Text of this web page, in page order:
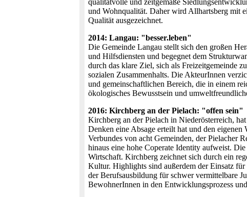
qualitätvolle und zeitgemäße
und Wohnqualität. Daher wird Allhartsberg mit
Qualität ausgezeichnet.
2014: Langau: "besser.leben"
Die Gemeinde Langau stellt sich den großen
und Hilfsdiensten und begegnet dem
durch das klare Ziel, sich als Freizeitgemeinde
sozialen Zusammenhalts. Die AkteurInnen
und gemeinschaftlichen Bereich, die in einem
ökologisches Bewusstsein und
2016: Kirchberg an der Pielach: "offen sein"
Kirchberg an der Pielach in Niederösterreich,
Denken eine Absage erteilt hat und den
Verbundes von acht Gemeinden, der Pielacher
hinaus eine hohe Coperate Identity aufweist.
Wirtschaft. Kirchberg zeichnet sich durch ein
Kultur. Highlights sind außerdem der Einsatz für
der Berufsausbildung für schwer vermittelbare
BewohnerInnen in den Entwicklungsprozess